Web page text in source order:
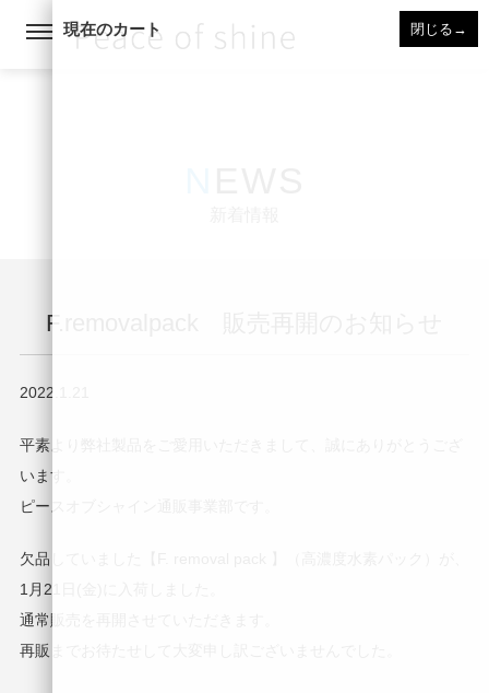
現在のカート 閉じる →
F.removalpack 販売再開のお知らせ
2022.1.21
平素より弊社製品をご愛用いただきまして、誠にありがとうござ
います。
ピースオブシャイン通販事業部です。
欠品していました【F. removal pack 】（高濃度水素パック）が、
1月21日(金)に入荷しました。
通常販売を再開させていただきます。
再販までお待たせして大変申し訳ございませんでした。